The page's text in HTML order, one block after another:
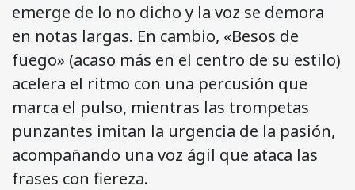
emerge de lo no dicho y la voz se demora
en notas largas. En cambio, «Besos de
fuego» (acaso más en el centro de su estilo)
acelera el ritmo con una percusión que
marca el pulso, mientras las trompetas
punzantes imitan la urgencia de la pasión,
acompañando una voz ágil que ataca las
frases con fiereza.